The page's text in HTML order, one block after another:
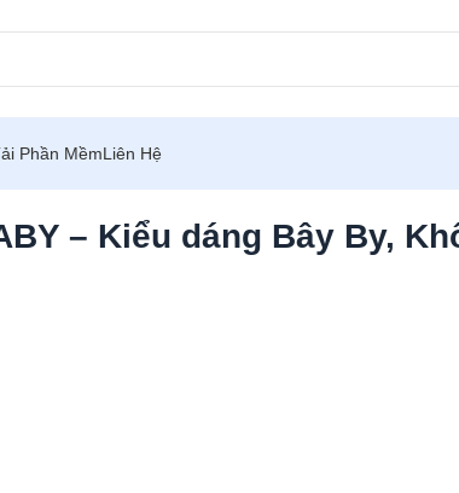
Phần MềmLiên Hệ
– Kiểu dáng Bây By,